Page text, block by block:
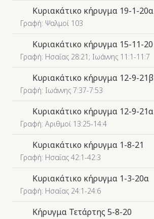
Κυριακάτικο κήρυγμα 19-1-20α
Γραφή: Ψαλμοί 103
Κυριακάτικο κήρυγμα 15-11-20
Γραφή: Ησαΐας 28:21; Ιωάννης 11:1-11:7
Κυριακάτικο κήρυγμα 12-9-21β
Γραφή: Ιωάννης 7:37-7:53
Κυριακάτικο κήρυγμα 12-9-21α
Γραφή: Αριθμοί 13:25-14:4
Κυριακάτικο κήρυγμα 1-8-21
Γραφή: Ησαΐας 42:1-42:3
Κυριακάτικο κήρυγμα 1-3-20α
Γραφή: Ησαΐας 24:1-24:6
Κήρυγμα Τετάρτης 5-8-20